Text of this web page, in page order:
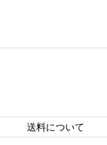
送料について